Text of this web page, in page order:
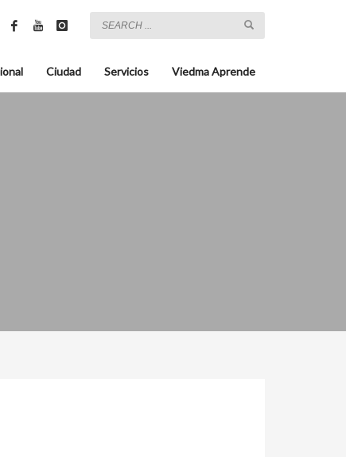
Ciudad Servicios Viedma Aprende